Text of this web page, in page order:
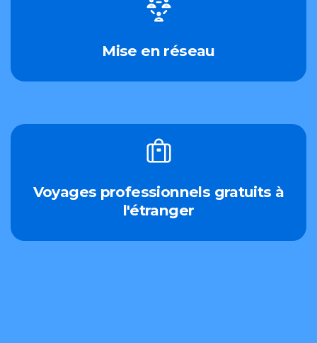
Mise en réseau
Voyages professionnels gratuits à
l'étranger